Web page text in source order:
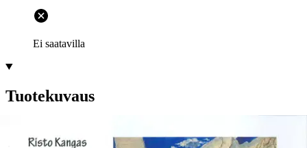
Ei saatavilla
Tuotekuvaus